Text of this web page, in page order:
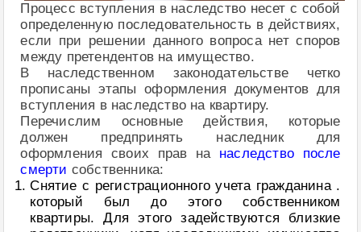
Процесс вступления в наследство несет с собой
определенную последовательность в действиях,
если при решении данного вопроса нет споров
между претендентов на имущество.
В наследственном законодательстве четко
прописаны этапы оформления документов для
вступления в наследство на квартиру.
Перечислим основные действия, которые
должен предпринять наследник для
оформления своих прав на наследство после
смерти собственника:
Снятие с регистрационного учета гражданина .
который был до этого собственником
квартиры. Для этого задействуются близкие